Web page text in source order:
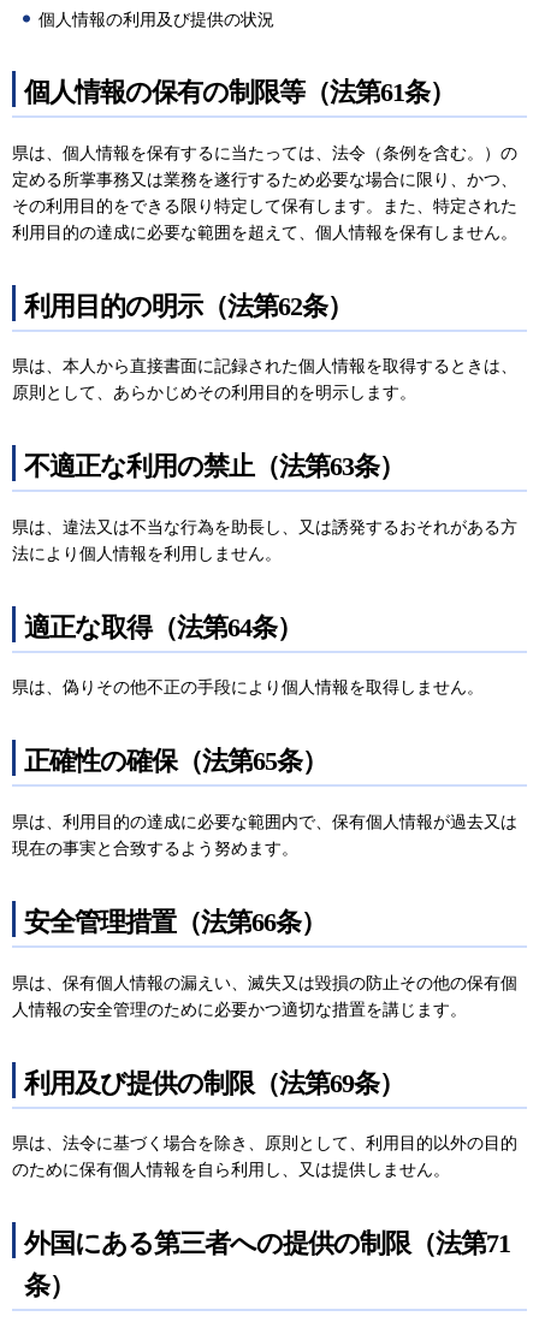
個人情報の利用及び提供の状況
個人情報の保有の制限等（法第61条）
県は、個人情報を保有するに当たっては、法令（条例を含む。）の
定める所掌事務又は業務を遂行するため必要な場合に限り、かつ、
その利用目的をできる限り特定して保有します。また、特定された
利用目的の達成に必要な範囲を超えて、個人情報を保有しません。
利用目的の明示（法第62条）
県は、本人から直接書面に記録された個人情報を取得するときは、
原則として、あらかじめその利用目的を明示します。
不適正な利用の禁止（法第63条）
県は、違法又は不当な行為を助長し、又は誘発するおそれがある方
法により個人情報を利用しません。
適正な取得（法第64条）
県は、偽りその他不正の手段により個人情報を取得しません。
正確性の確保（法第65条）
県は、利用目的の達成に必要な範囲内で、保有個人情報が過去又は
現在の事実と合致するよう努めます。
安全管理措置（法第66条）
県は、保有個人情報の漏えい、滅失又は毀損の防止その他の保有個
人情報の安全管理のために必要かつ適切な措置を講じます。
利用及び提供の制限（法第69条）
県は、法令に基づく場合を除き、原則として、利用目的以外の目的
のために保有個人情報を自ら利用し、又は提供しません。
外国にある第三者への提供の制限（法第71
条）